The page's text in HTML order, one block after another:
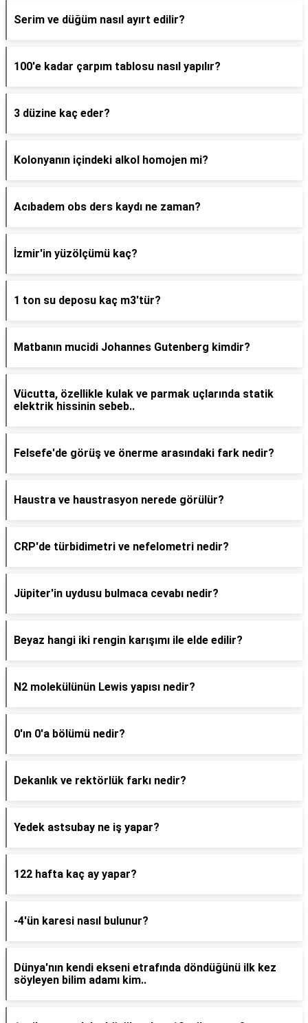
Serim ve düğüm nasıl ayırt edilir?
100'e kadar çarpım tablosu nasıl yapılır?
3 düzine kaç eder?
Kolonyanın içindeki alkol homojen mi?
Acıbadem obs ders kaydı ne zaman?
İzmir'in yüzölçümü kaç?
1 ton su deposu kaç m3'tür?
Matbanın mucidi Johannes Gutenberg kimdir?
Vücutta, özellikle kulak ve parmak uçlarında statik
elektrik hissinin sebeb..
Felsefe'de görüş ve önerme arasındaki fark nedir?
Haustra ve haustrasyon nerede görülür?
CRP'de türbidimetri ve nefelometri nedir?
Jüpiter'in uydusu bulmaca cevabı nedir?
Beyaz hangi iki rengin karışımı ile elde edilir?
N2 molekülünün Lewis yapısı nedir?
0'ın 0'a bölümü nedir?
Dekanlık ve rektörlük farkı nedir?
Yedek astsubay ne iş yapar?
122 hafta kaç ay yapar?
-4'ün karesi nasıl bulunur?
Dünya'nın kendi ekseni etrafında döndüğünü ilk kez
söyleyen bilim adamı kim..